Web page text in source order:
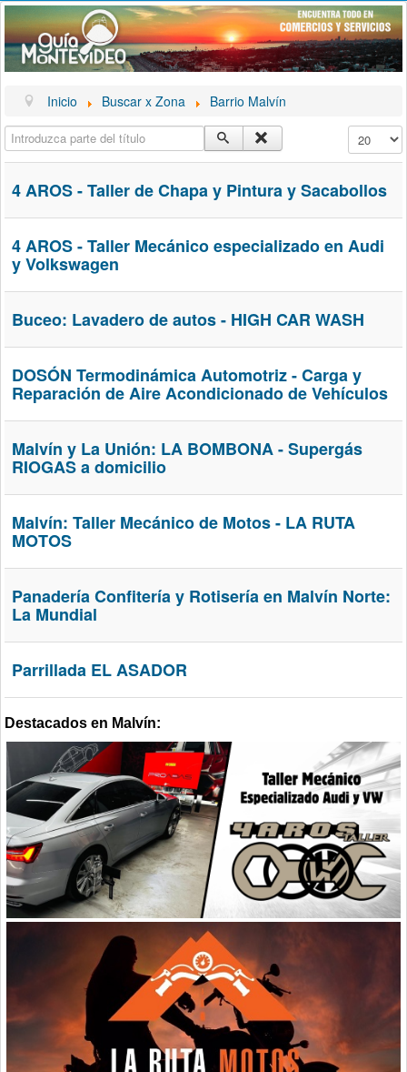
Inicio Buscar x Zona Barrio Malvín
Introduzca parte del título Cantidad
4 AROS - Taller de Chapa y Pintura y Sacabollos
4 AROS - Taller Mecánico especializado en Audi
y Volkswagen
Buceo: Lavadero de autos - HIGH CAR WASH
DOSÓN Termodinámica Automotriz - Carga y
Reparación de Aire Acondicionado de Vehículos
Malvín y La Unión: LA BOMBONA - Supergás
RIOGAS a domicilio
Malvín: Taller Mecánico de Motos - LA RUTA
MOTOS
Panadería Confitería y Rotisería en Malvín Norte:
La Mundial
Parrillada EL ASADOR
Destacados en Malvín: